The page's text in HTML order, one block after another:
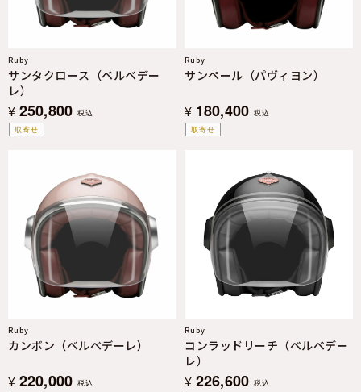
取寄せ
Ruby
サンタクロース（ベルベデー
レ）
¥ 250,800 税込
取寄せ
Ruby
サンペール（パヴィヨン）
¥ 180,400 税込
Ruby
カンボン（ベルベデーレ）
¥ 220,000 税込
Ruby
コンラッドリーチ（ベルベデー
レ）
¥ 226,600 税込